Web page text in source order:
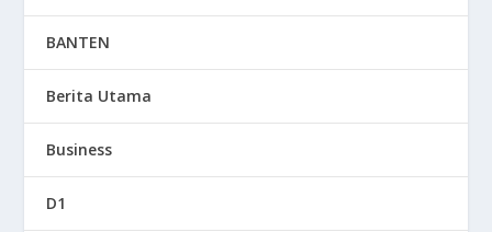
BANTEN
Berita Utama
Business
D1